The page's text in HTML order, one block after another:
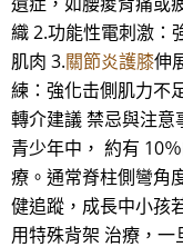
織 2.功能性電刺激：
肌肉 3.關節炎護膝伸
練：強化击側肌力不
轉介建議 禁忌與注意
青少年中， 約有 10
療。通常脊柱側彎角
健追蹤，成長中小孩
用特殊背架 治療，一